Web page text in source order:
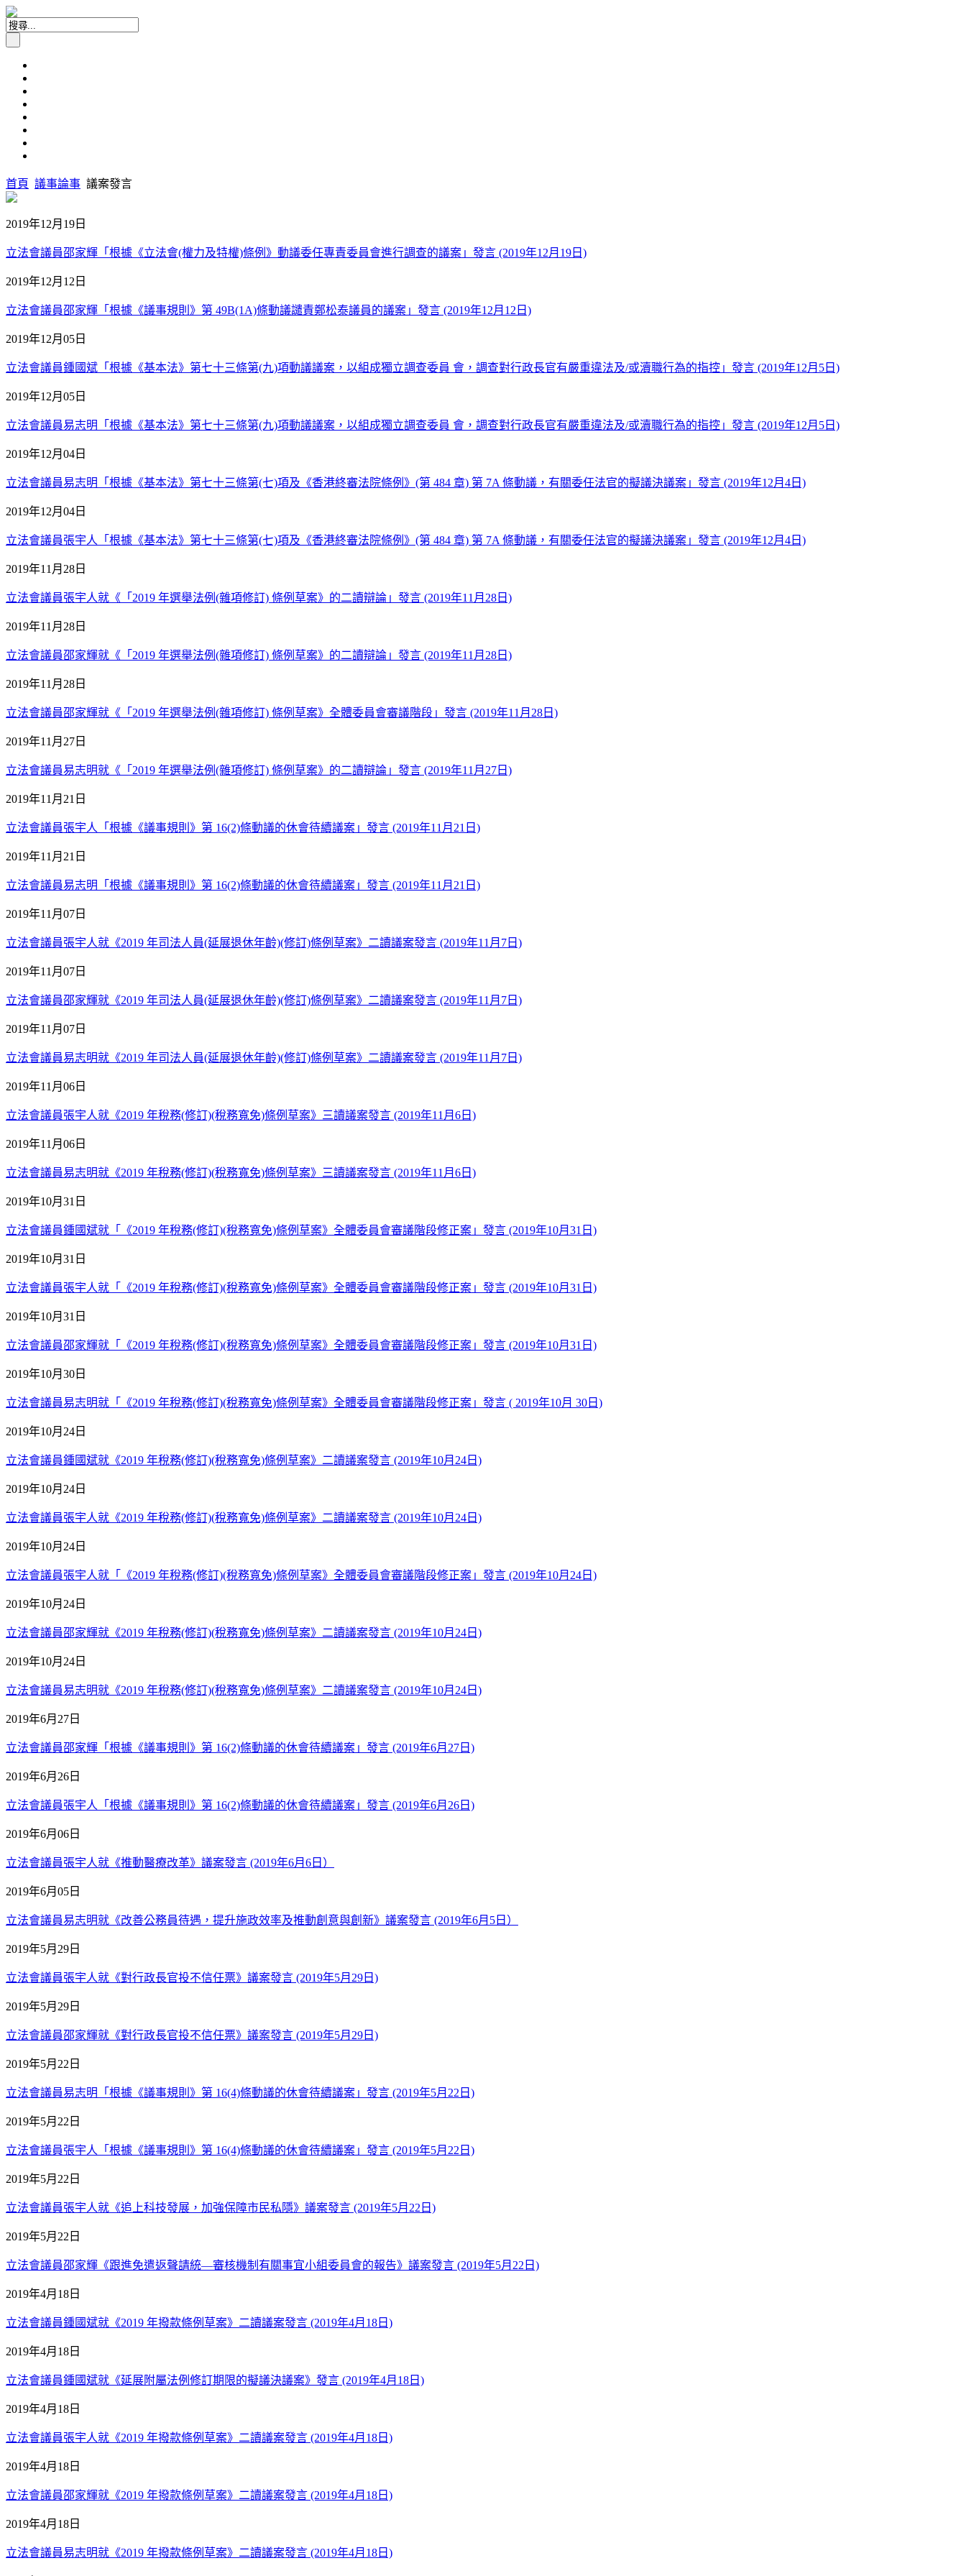
首頁 議事論事 議案發言
2019年12月19日
立法會議員邵家輝「根據《立法會(權力及特權)條例》動議委任專責委員會進行調查的議案」發言 (2019年12月19日)
2019年12月12日
立法會議員邵家輝「根據《議事規則》第 49B(1A)條動議譴責鄭松泰議員的議案」發言 (2019年12月12日)
2019年12月05日
立法會議員鍾國斌「根據《基本法》第七十三條第(九)項動議議案，以組成獨立調查委員 會，調查對行政長官有嚴重違法及/或瀆職行為的指控」發言 (2019年12月5日)
2019年12月05日
立法會議員易志明「根據《基本法》第七十三條第(九)項動議議案，以組成獨立調查委員 會，調查對行政長官有嚴重違法及/或瀆職行為的指控」發言 (2019年12月5日)
2019年12月04日
立法會議員易志明「根據《基本法》第七十三條第(七)項及《香港終審法院條例》(第 484 章) 第 7A 條動議，有關委任法官的擬議決議案」發言 (2019年12月4日)
2019年12月04日
立法會議員張宇人「根據《基本法》第七十三條第(七)項及《香港終審法院條例》(第 484 章) 第 7A 條動議，有關委任法官的擬議決議案」發言 (2019年12月4日)
2019年11月28日
立法會議員張宇人就《「2019 年選舉法例(雜項修訂) 條例草案》的二讀辯論」發言 (2019年11月28日)
2019年11月28日
立法會議員邵家輝就《「2019 年選舉法例(雜項修訂) 條例草案》的二讀辯論」發言 (2019年11月28日)
2019年11月28日
立法會議員邵家輝就《「2019 年選舉法例(雜項修訂) 條例草案》全體委員會審議階段」發言 (2019年11月28日)
2019年11月27日
立法會議員易志明就《「2019 年選舉法例(雜項修訂) 條例草案》的二讀辯論」發言 (2019年11月27日)
2019年11月21日
立法會議員張宇人「根據《議事規則》第 16(2)條動議的休會待續議案」發言 (2019年11月21日)
2019年11月21日
立法會議員易志明「根據《議事規則》第 16(2)條動議的休會待續議案」發言 (2019年11月21日)
2019年11月07日
立法會議員張宇人就《2019 年司法人員(延展退休年齡)(修訂)條例草案》二讀議案發言 (2019年11月7日)
2019年11月07日
立法會議員邵家輝就《2019 年司法人員(延展退休年齡)(修訂)條例草案》二讀議案發言 (2019年11月7日)
2019年11月07日
立法會議員易志明就《2019 年司法人員(延展退休年齡)(修訂)條例草案》二讀議案發言 (2019年11月7日)
2019年11月06日
立法會議員張宇人就《2019 年稅務(修訂)(稅務寬免)條例草案》三讀議案發言 (2019年11月6日)
2019年11月06日
立法會議員易志明就《2019 年稅務(修訂)(稅務寬免)條例草案》三讀議案發言 (2019年11月6日)
2019年10月31日
立法會議員鍾國斌就「《2019 年稅務(修訂)(稅務寬免)條例草案》全體委員會審議階段修正案」發言 (2019年10月31日)
2019年10月31日
立法會議員張宇人就「《2019 年稅務(修訂)(稅務寬免)條例草案》全體委員會審議階段修正案」發言 (2019年10月31日)
2019年10月31日
立法會議員邵家輝就「《2019 年稅務(修訂)(稅務寬免)條例草案》全體委員會審議階段修正案」發言 (2019年10月31日)
2019年10月30日
立法會議員易志明就「《2019 年稅務(修訂)(稅務寬免)條例草案》全體委員會審議階段修正案」發言 ( 2019年10月 30日)
2019年10月24日
立法會議員鍾國斌就《2019 年稅務(修訂)(稅務寬免)條例草案》二讀議案發言 (2019年10月24日)
2019年10月24日
立法會議員張宇人就《2019 年稅務(修訂)(稅務寬免)條例草案》二讀議案發言 (2019年10月24日)
2019年10月24日
立法會議員張宇人就「《2019 年稅務(修訂)(稅務寬免)條例草案》全體委員會審議階段修正案」發言 (2019年10月24日)
2019年10月24日
立法會議員邵家輝就《2019 年稅務(修訂)(稅務寬免)條例草案》二讀議案發言 (2019年10月24日)
2019年10月24日
立法會議員易志明就《2019 年稅務(修訂)(稅務寬免)條例草案》二讀議案發言 (2019年10月24日)
2019年6月27日
立法會議員邵家輝「根據《議事規則》第 16(2)條動議的休會待續議案」發言 (2019年6月27日)
2019年6月26日
立法會議員張宇人「根據《議事規則》第 16(2)條動議的休會待續議案」發言 (2019年6月26日)
2019年6月06日
立法會議員張宇人就《推動醫療改革》議案發言 (2019年6月6日）
2019年6月05日
立法會議員易志明就《改善公務員待遇，提升施政效率及推動創意與創新》議案發言 (2019年6月5日）
2019年5月29日
立法會議員張宇人就《對行政長官投不信任票》議案發言 (2019年5月29日)
2019年5月29日
立法會議員邵家輝就《對行政長官投不信任票》議案發言 (2019年5月29日)
2019年5月22日
立法會議員易志明「根據《議事規則》第 16(4)條動議的休會待續議案」發言 (2019年5月22日)
2019年5月22日
立法會議員張宇人「根據《議事規則》第 16(4)條動議的休會待續議案」發言 (2019年5月22日)
2019年5月22日
立法會議員張宇人就《追上科技發展，加強保障市民私隱》議案發言 (2019年5月22日)
2019年5月22日
立法會議員邵家輝《跟進免遣返聲請統―審核機制有關事宜小組委員會的報告》議案發言 (2019年5月22日)
2019年4月18日
立法會議員鍾國斌就《2019 年撥款條例草案》二讀議案發言 (2019年4月18日)
2019年4月18日
立法會議員鍾國斌就《延展附屬法例修訂期限的擬議決議案》發言 (2019年4月18日)
2019年4月18日
立法會議員張宇人就《2019 年撥款條例草案》二讀議案發言 (2019年4月18日)
2019年4月18日
立法會議員邵家輝就《2019 年撥款條例草案》二讀議案發言 (2019年4月18日)
2019年4月18日
立法會議員易志明就《2019 年撥款條例草案》二讀議案發言 (2019年4月18日)